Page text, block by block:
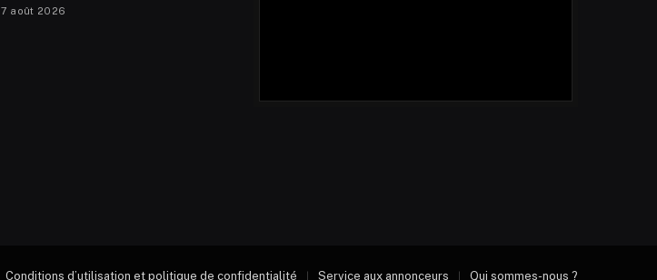
7 août 2026
Conditions d’utilisation et politique de confidentialité Service aux annonceurs Qui sommes-nous ?